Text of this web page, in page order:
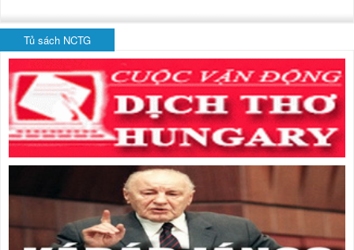
Tủ sách NCTG